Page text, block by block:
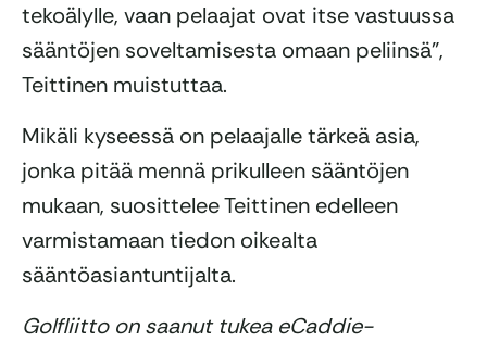
tekoälylle, vaan pelaajat ovat itse vastuussa
sääntöjen soveltamisesta omaan peliinsä”,
Teittinen muistuttaa.
Mikäli kyseessä on pelaajalle tärkeä asia,
jonka pitää mennä prikulleen sääntöjen
mukaan, suosittelee Teittinen edelleen
varmistamaan tiedon oikealta
sääntöasiantuntijalta.
Golfliitto on saanut tukea eCaddie-